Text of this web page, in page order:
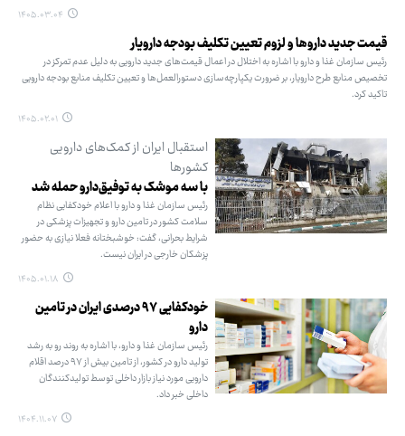
۱۴۰۵.۰۳.۰۴
قیمت جدید داروها و لزوم تعیین تکلیف بودجه دارویار
رئیس سازمان غذا و دارو با اشاره به اختلال در اعمال قیمت‌های جدید دارویی به دلیل عدم تمرکز در
تخصیص منابع طرح دارویار، بر ضرورت یکپارچه‌سازی دستورالعمل‌ها و تعیین تکلیف منابع بودجه دارویی
تاکید کرد.
۱۴۰۵.۰۲.۰۱
استقبال ایران از کمک‌های دارویی
کشورها
با سه موشک به توفیق‌دارو حمله شد
رئیس سازمان غذا و دارو با اعلام خودکفایی نظام
سلامت کشور در تامین دارو و تجهیزات پزشکی در
شرایط بحرانی، گفت: خوشبختانه فعلا نیازی به حضور
پزشکان خارجی در ایران نیست.
۱۴۰۵.۰۱.۱۸
خودکفایی ۹۷ درصدی ایران در تامین
دارو
رئیس سازمان غذا و دارو، با اشاره به روند رو به رشد
تولید دارو در کشور، از تامین بیش از ۹۷ درصد اقلام
دارویی مورد نیاز بازار داخلی توسط تولیدکنندگان
داخلی خبر داد.
۱۴۰۴.۱۱.۰۷